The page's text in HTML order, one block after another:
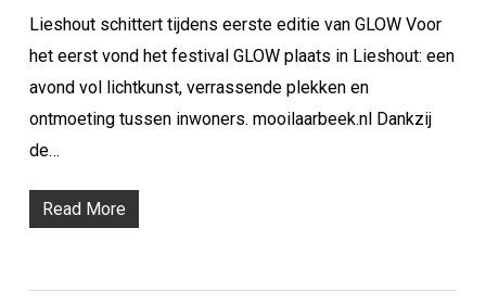
Lieshout schittert tijdens eerste editie van GLOW Voor
het eerst vond het festival GLOW plaats in Lieshout: een
avond vol lichtkunst, verrassende plekken en
ontmoeting tussen inwoners. mooilaarbeek.nl Dankzij
de…
Read More